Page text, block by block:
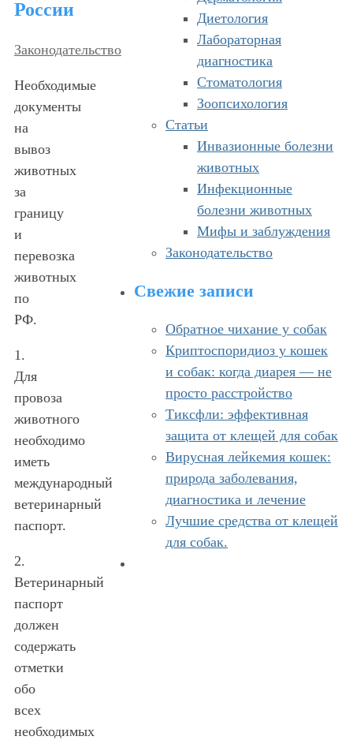
России
Законодательство
Необходимые
документы
на
вывоз
животных
за
границу
и
перевозка
животных
по
РФ.
1.
Для
провоза
животного
необходимо
иметь
международный
ветеринарный
паспорт.
2.
Ветеринарный
паспорт
должен
содержать
отметки
обо
всех
необходимых
Диетология
Лабораторная
диагностика
Стоматология
Зоопсихология
Статьи
Инвазионные болезни
животных
Инфекционные
болезни животных
Мифы и заблуждения
Законодательство
Свежие записи
Обратное чихание у собак
Криптоспоридиоз у кошек
и собак: когда диарея — не
просто расстройство
Тиксфли: эффективная
защита от клещей для собак
Вирусная лейкемия кошек:
природа заболевания,
диагностика и лечение
Лучшие средства от клещей
для собак.